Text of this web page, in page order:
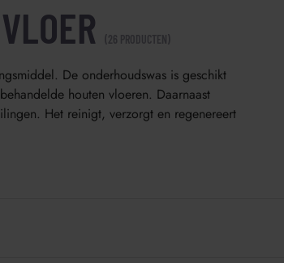
(26 PRODUCTEN)
De onderhoudswas is geschikt
houten vloeren. Daarnaast
Het reinigt, verzorgt en regenereert